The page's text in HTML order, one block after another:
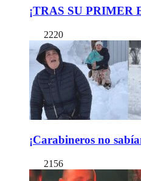
¡TRAS SU PRIMER
2220
¡Carabineros no
2156